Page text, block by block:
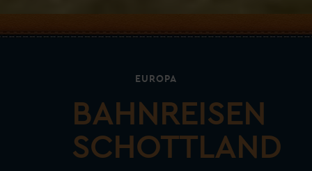
EUROPA
BAHNREISEN
SCHOTTLAND